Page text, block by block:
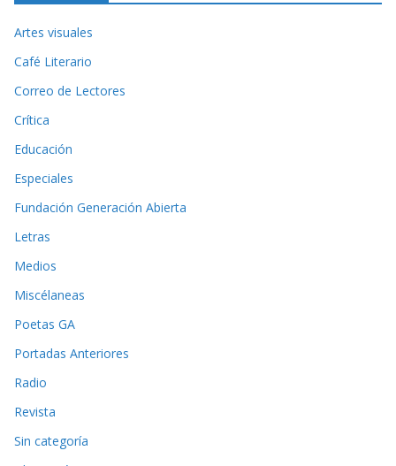
Artes visuales
Café Literario
Correo de Lectores
Crítica
Educación
Especiales
Fundación Generación Abierta
Letras
Medios
Miscélaneas
Poetas GA
Portadas Anteriores
Radio
Revista
Sin categoría